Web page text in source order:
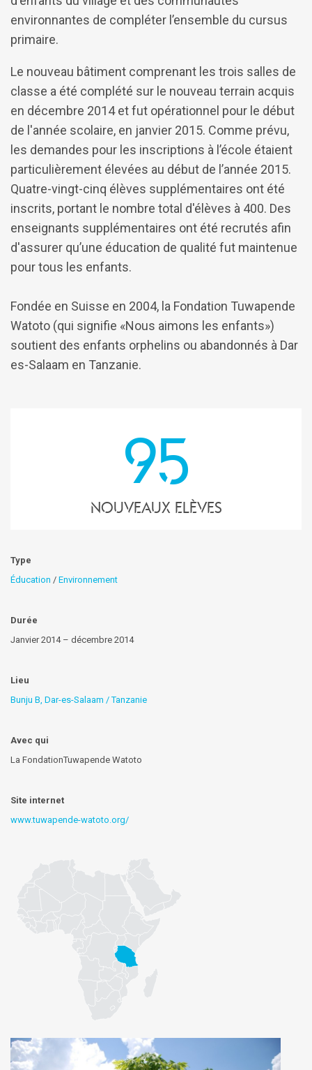
environnantes de compléter l’ensemble du cursus
primaire.
Le nouveau bâtiment comprenant les trois salles de
classe a été complété sur le nouveau terrain acquis
en décembre 2014 et fut opérationnel pour le début
de l'année scolaire, en janvier 2015. Comme prévu,
les demandes pour les inscriptions à l’école étaient
particulièrement élevées au début de l’année 2015.
Quatre-vingt-cinq élèves supplémentaires ont été
inscrits, portant le nombre total d'élèves à 400. Des
enseignants supplémentaires ont été recrutés afin
d'assurer qu’une éducation de qualité fut maintenue
pour tous les enfants.
Fondée en Suisse en 2004, la Fondation Tuwapende
Watoto (qui signifie «Nous aimons les enfants»)
soutient des enfants orphelins ou abandonnés à Dar
es-Salaam en Tanzanie.
95
nouveaux elèves
Type
Éducation / Environnement
Durée
Janvier 2014 – décembre 2014
Lieu
Bunju B, Dar-es-Salaam / Tanzanie
Avec qui
La FondationTuwapende Watoto
Site internet
www.tuwapende-watoto.org/